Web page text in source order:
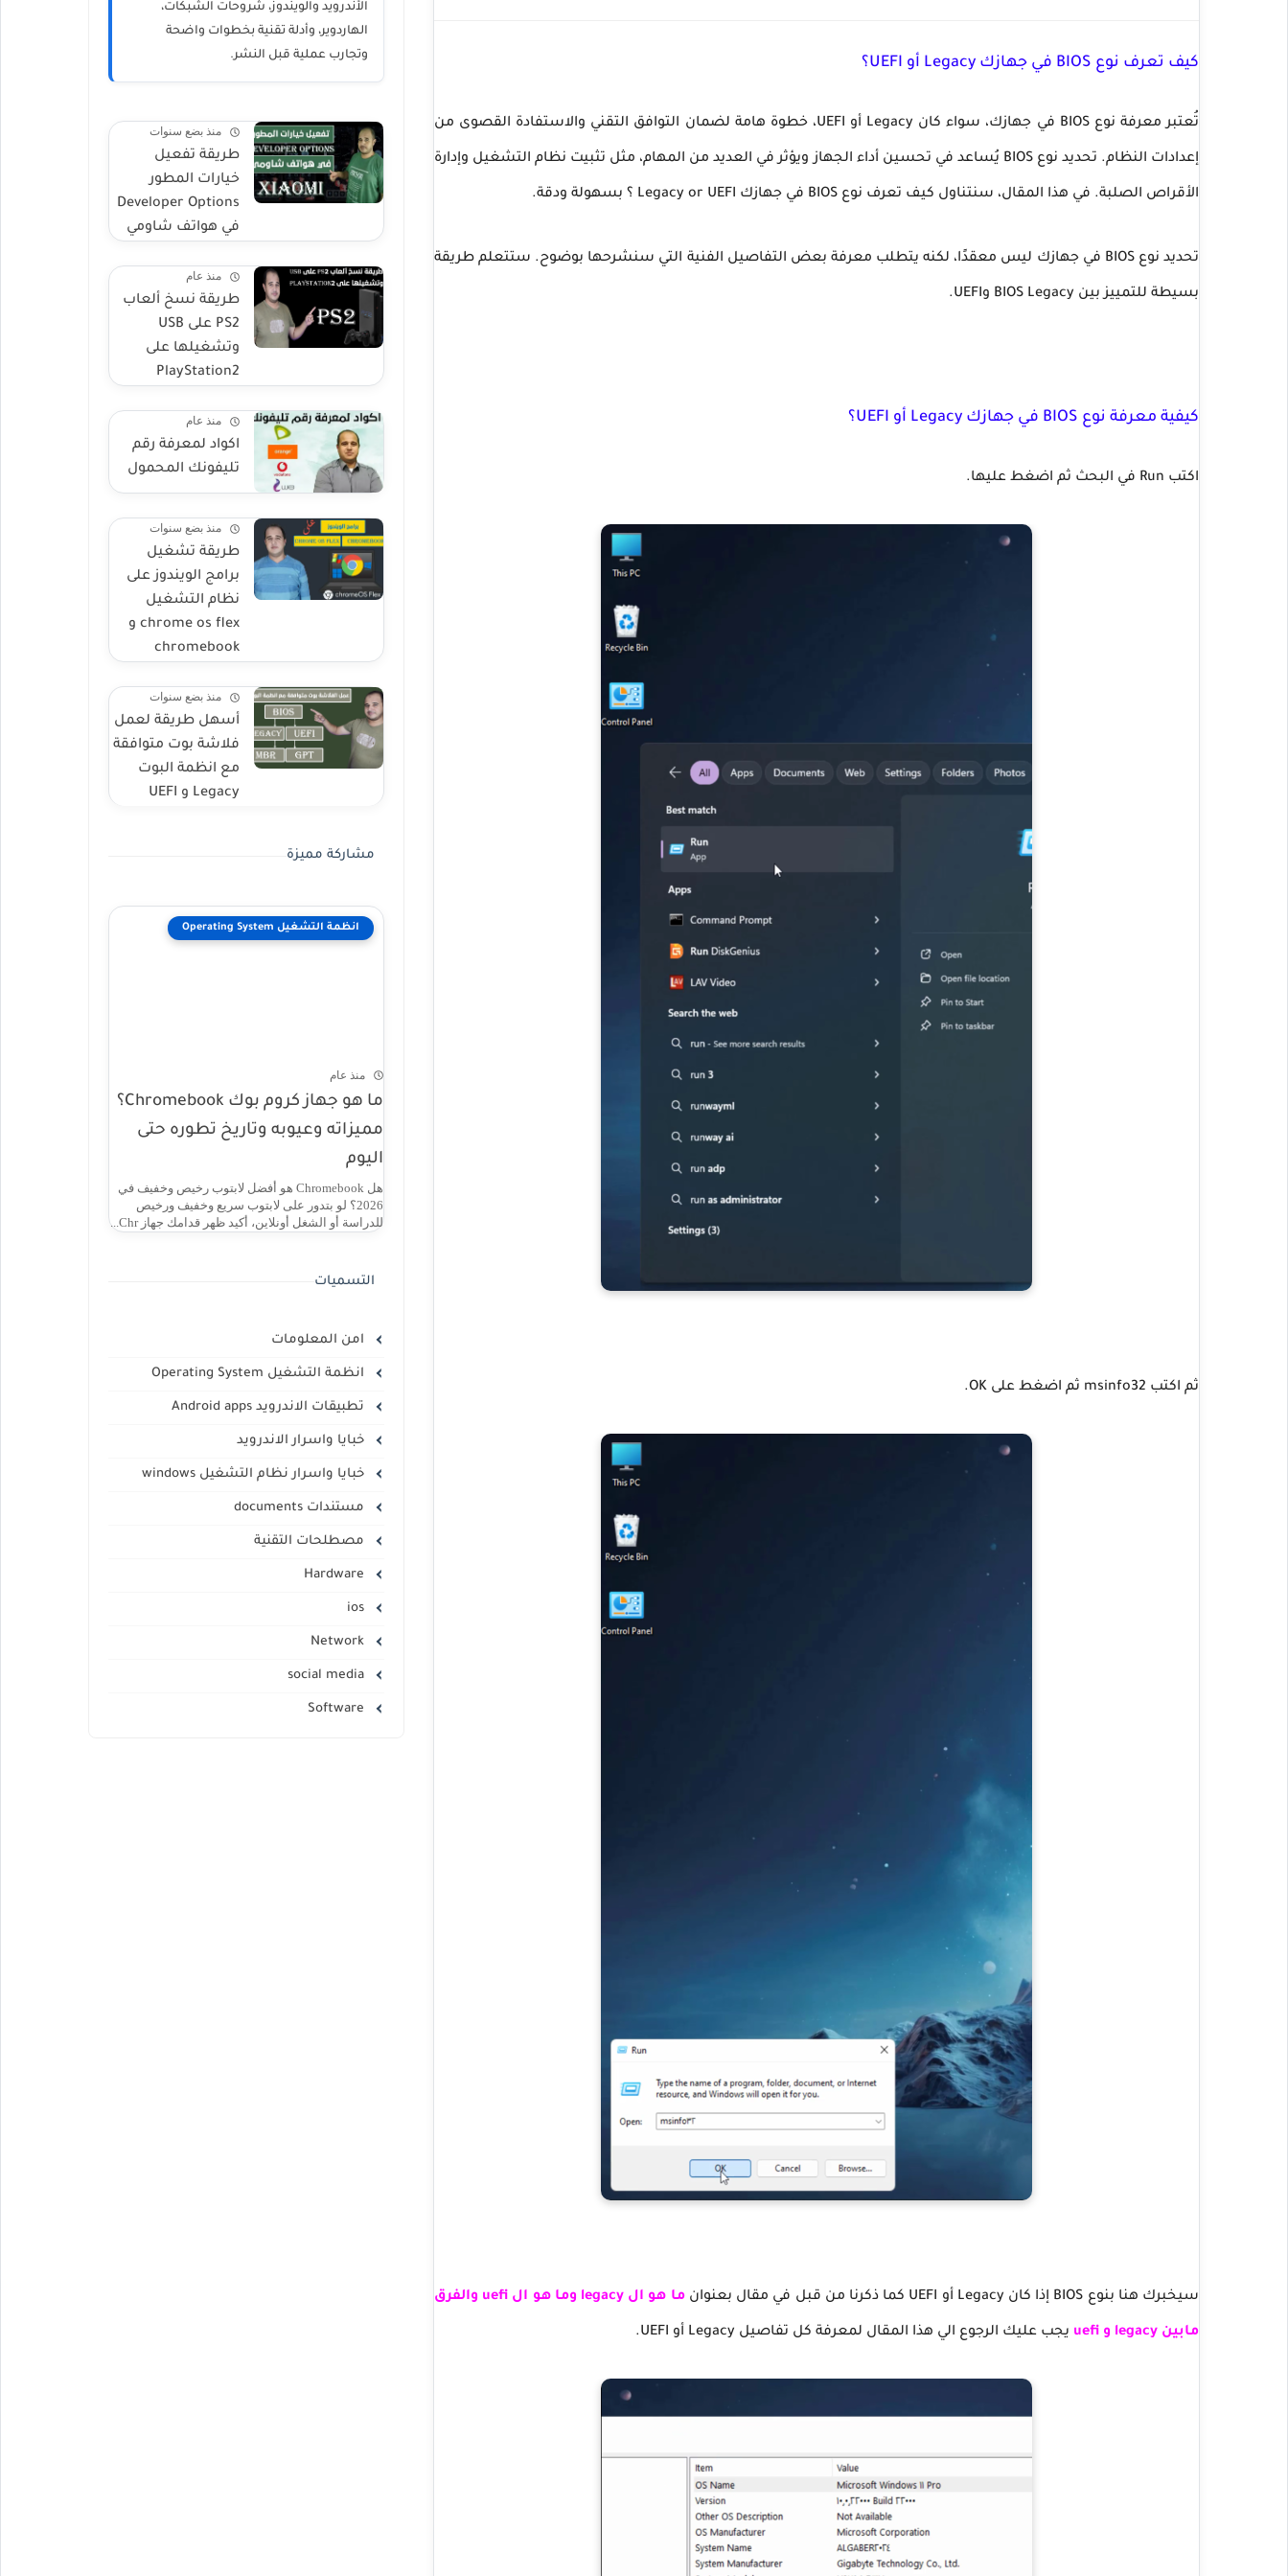
كيف تعرف نوع BIOS في جهازك Legacy أو UEFI؟
تُعتبر معرفة نوع BIOS في جهازك، سواء كان Legacy أو UEFI، خطوة هامة لضمان التوافق التقني والاستفادة القصوى من
إعدادات النظام. تحديد نوع BIOS يُساعد في تحسين أداء الجهاز ويؤثر في العديد من المهام، مثل تثبيت نظام التشغيل وإدارة
الأقراص الصلبة. في هذا المقال، سنتناول كيف تعرف نوع BIOS في جهازك Legacy or UEFI ؟ بسهولة ودقة.
تحديد نوع BIOS في جهازك ليس معقدًا، لكنه يتطلب معرفة بعض التفاصيل الفنية التي سنشرحها بوضوح. ستتعلم طريقة
بسيطة للتمييز بين BIOS Legacy وUEFI.
كيفية معرفة نوع BIOS في جهازك Legacy أو UEFI؟
اكتب Run في البحث ثم اضغط عليها.
ثم اكتب msinfo32 ثم اضغط على OK.
سيخبرك هنا بنوع BIOS إذا كان Legacy أو UEFI كما ذكرنا من قبل في مقال بعنوان ما هو ال legacy وما هو ال uefi والفرق
مابين legacy و uefi يجب عليك الرجوع الي هذا المقال لمعرفة كل تفاصيل Legacy أو UEFI.
الأندرويد والويندوز، شروحات الشبكات،
الهاردوير، وأدلة تقنية بخطوات واضحة
وتجارب عملية قبل النشر.
منذ بضع سنوات
طريقة تفعيل
خيارات المطور
Developer Options
في هواتف شاومي
منذ عام
طريقة نسخ ألعاب
PS2 على USB
وتشغيلها على
PlayStation2
منذ عام
اكواد لمعرفة رقم
تليفونك المحمول
منذ بضع سنوات
طريقة تشغيل
برامج الويندوز على
نظام التشغيل
chrome os flex و
chromebook
منذ بضع سنوات
أسهل طريقة لعمل
فلاشة بوت متوافقة
مع انظمة البوت
Legacy و UEFI
مشاركة مميزة
انظمة التشغيل Operating System
منذ عام
ما هو جهاز كروم بوك Chromebook؟
مميزاته وعيوبه وتاريخ تطوره حتى
اليوم
هل Chromebook هو أفضل لابتوب رخيص وخفيف في
2026؟ لو بتدور على لابتوب سريع وخفيف ورخيص
للدراسة أو الشغل أونلاين، أكيد ظهر قدامك جهاز Chr...
التسميات
امن المعلومات
انظمة التشغيل Operating System
تطبيقات الاندرويد Android apps
خبايا واسرار الاندرويد
خبايا واسرار نظام التشغيل windows
مستندات documents
مصطلحات التقنية
ios
Network
social media